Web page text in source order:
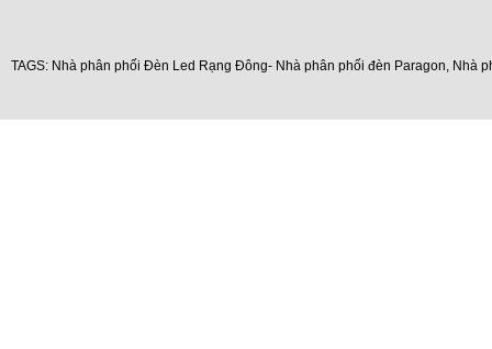
TAGS: Nhà phân phối Đèn Led Rạng Đông- Nhà phân phối đèn Paragon, Nhà